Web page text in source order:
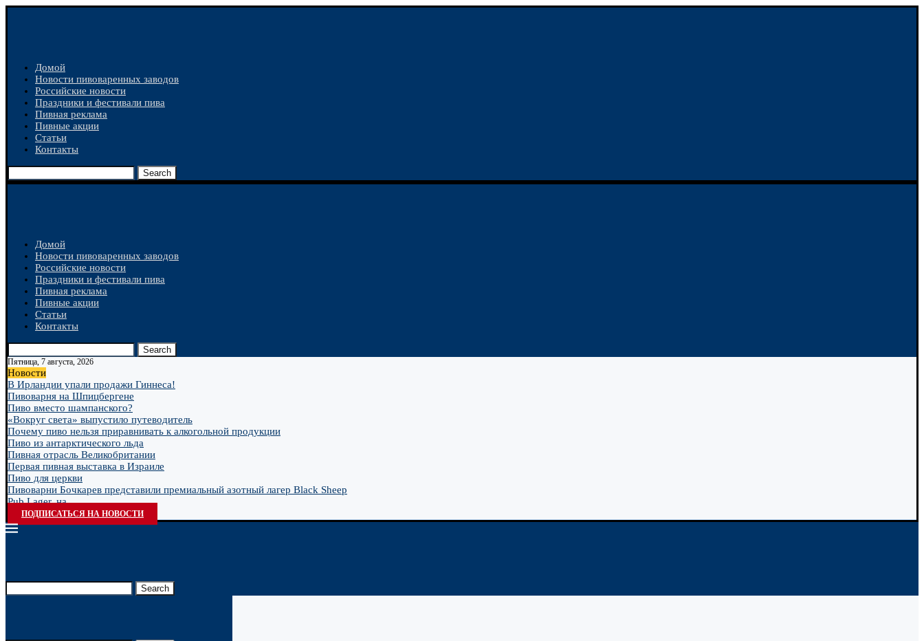
Домой
Новости пивоваренных заводов
Российские новости
Праздники и фестивали пива
Пивная реклама
Пивные акции
Статьи
Контакты
Search
Домой
Новости пивоваренных заводов
Российские новости
Праздники и фестивали пива
Пивная реклама
Пивные акции
Статьи
Контакты
Search
Пятница, 7 августа, 2026
Новости
В Ирландии упали продажи Гиннеса!
Пивоварня на Шпицбергене
Пиво вместо шампанского?
«Вокруг света» выпустило путеводитель
Почему пиво нельзя приравнивать к алкогольной продукции
Пиво из антарктического льда
Пивная отрасль Великобритании
Первая пивная выставка в Израиле
Пиво для церкви
Пивоварни Бочкарев представили премиальный азотный лагер Black Sheep
Pub Lager, на...
ПОДПИСАТЬСЯ НА НОВОСТИ
Search